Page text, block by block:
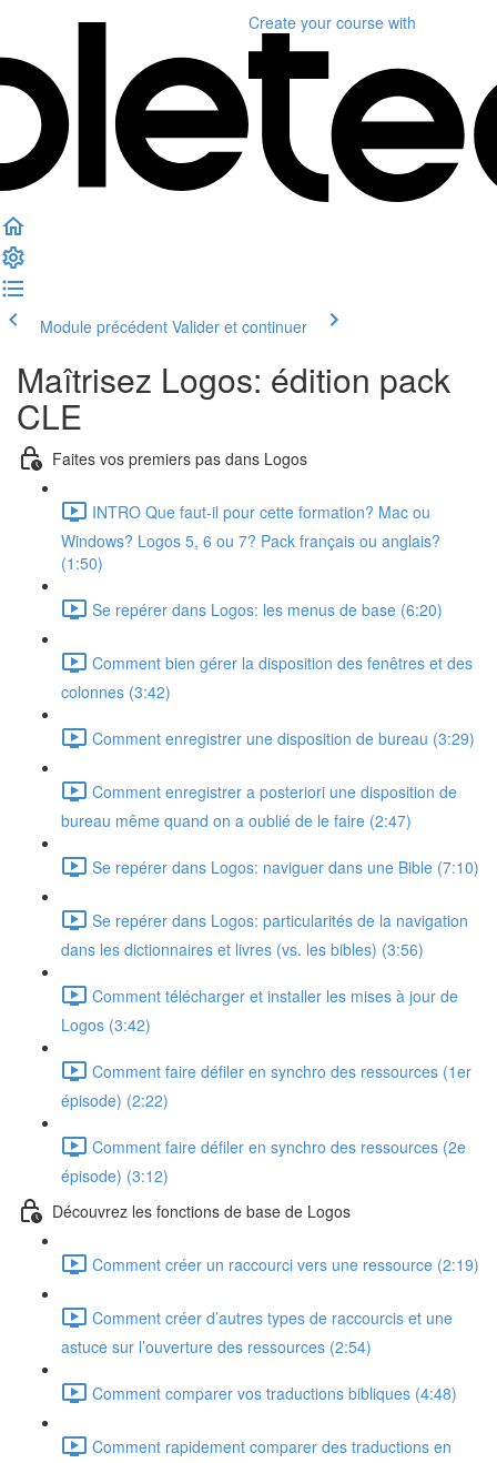
Create your course with
Module précédent Valider et continuer
Maîtrisez Logos: édition pack
CLE
Faites vos premiers pas dans Logos
INTRO Que faut-il pour cette formation? Mac ou
Windows? Logos 5, 6 ou 7? Pack français ou anglais?
(1:50)
Se repérer dans Logos: les menus de base (6:20)
Comment bien gérer la disposition des fenêtres et des
colonnes (3:42)
Comment enregistrer une disposition de bureau (3:29)
Comment enregistrer a posteriori une disposition de
bureau même quand on a oublié de le faire (2:47)
Se repérer dans Logos: naviguer dans une Bible (7:10)
Se repérer dans Logos: particularités de la navigation
dans les dictionnaires et livres (vs. les bibles) (3:56)
Comment télécharger et installer les mises à jour de
Logos (3:42)
Comment faire défiler en synchro des ressources (1er
épisode) (2:22)
Comment faire défiler en synchro des ressources (2e
épisode) (3:12)
Découvrez les fonctions de base de Logos
Comment créer un raccourci vers une ressource (2:19)
Comment créer d’autres types de raccourcis et une
astuce sur l’ouverture des ressources (2:54)
Comment comparer vos traductions bibliques (4:48)
Comment rapidement comparer des traductions en